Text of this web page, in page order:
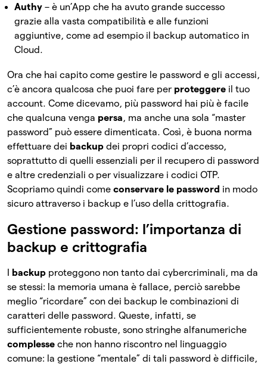
Authy – è un’App che ha avuto grande successo
grazie alla vasta compatibilità e alle funzioni
aggiuntive, come ad esempio il backup automatico in
Cloud.
Ora che hai capito come gestire le password e gli accessi,
c’è ancora qualcosa che puoi fare per proteggere il tuo
account. Come dicevamo, più password hai più è facile
che qualcuna venga persa, ma anche una sola “master
password” può essere dimenticata. Così, è buona norma
effettuare dei backup dei propri codici d’accesso,
soprattutto di quelli essenziali per il recupero di password
e altre credenziali o per visualizzare i codici OTP.
Scopriamo quindi come conservare le password in modo
sicuro attraverso i backup e l’uso della crittografia.
Gestione password: l’importanza di
backup e crittografia
backup proteggono non tanto dai cybercriminali, ma da
se stessi: la memoria umana è fallace, perciò sarebbe
meglio “ricordare” con dei backup le combinazioni di
caratteri delle password. Queste, infatti, se
sufficientemente robuste, sono stringhe alfanumeriche
complesse che non hanno riscontro nel linguaggio
comune: la gestione “mentale” di tali password è difficile,